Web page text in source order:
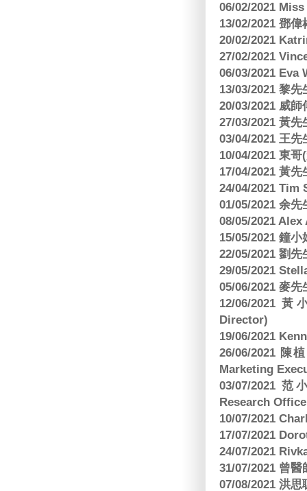
06/02/2021
13/02/2021 鄧
20/02/2021
27/02/2021
06/03/2021 Eva
13/03/2021 黎
20/03/2021 威
27/03/2021 黃
03/04/2021 王
10/04/2021 東
17/04/2021 黃
24/04/2021 Tim
01/05/2021 余
08/05/2021
15/05/2021 鐘
22/05/2021 劉
29/05/2021
05/06/2021 麥
12/06/2021
Director)
19/06/2021
26/06/2021 陳
Marketing
03/07/2021 范
Research
10/07/2021
17/07/2021
24/07/2021
31/07/2021 曾
07/08/2021 洪